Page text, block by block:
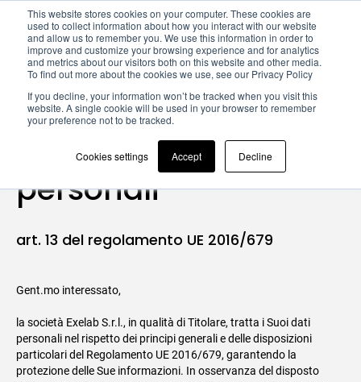
This website stores cookies on your computer. These cookies are
used to collect information about how you interact with our website
and allow us to remember you. We use this information in order to
improve and customize your browsing experience and for analytics
and metrics about our visitors both on this website and other media.
To find out more about the cookies we use, see our Privacy Policy
If you decline, your information won’t be tracked when you visit this
website. A single cookie will be used in your browser to remember
your preference not to be tracked.
Cookies settings Accept Decline
Informativa sul
trattamento dei dati
personali
art. 13 del regolamento UE 2016/679
Gent.mo interessato,
la società Exelab S.r.l., in qualità di Titolare, tratta i Suoi dati
personali nel rispetto dei principi generali e delle disposizioni
particolari del Regolamento UE 2016/679, garantendo la
protezione delle Sue informazioni. In osservanza del disposto